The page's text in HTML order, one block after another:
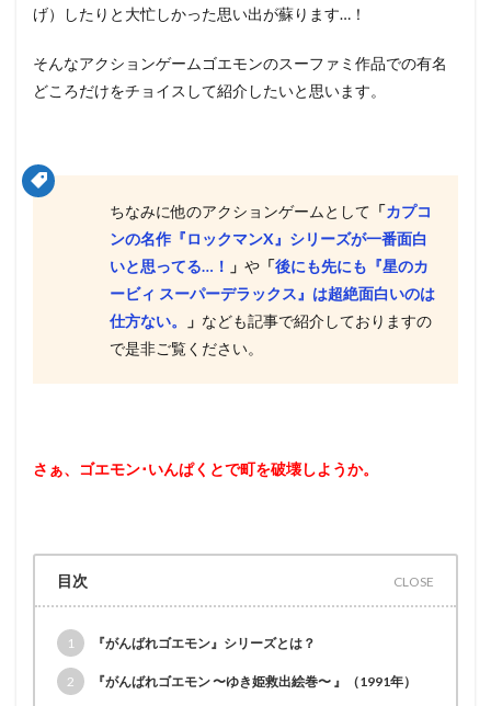
げ）したりと大忙しかった思い出が蘇ります…！
そんなアクションゲームゴエモンのスーファミ作品での有名
どころだけをチョイスして紹介したいと思います。
ちなみに他のアクションゲームとして 「カプコ
ンの名作『ロックマンX』シリーズが一番面白
いと思ってる…！ 」 や 「後にも先にも『星のカ
ービィ スーパーデラックス』は超絶面白いのは
仕方ない。
」 なども記事で紹介しておりますの
で是非ご覧ください。
さぁ、ゴエモン･いんぱくとで町を破壊しようか。
目次
1 『がんばれゴエモン』シリーズとは？
2 『がんばれゴエモン 〜ゆき姫救出絵巻〜 』（1991年）